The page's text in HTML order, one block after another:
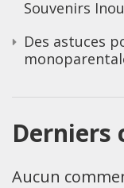
Souvenirs
Des astuces
Derniers
Aucun